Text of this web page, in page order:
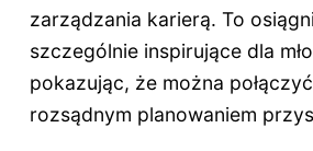
zarządzania karierą. To
szczególnie inspirujące dla
pokazując, że można
rozsądnym planowaniem